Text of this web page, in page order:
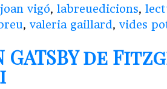
joan vigó, labreuedicions,
, valeria gaillard, vides
GATSBY de